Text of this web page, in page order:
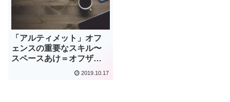
「アルティメット」オフ
ェンスの重要なスキル〜
スペースあけ＝オフザデ
2019.10.17